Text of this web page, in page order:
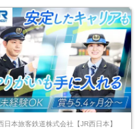
日本旅客鉄道株式会社【JR西日本】